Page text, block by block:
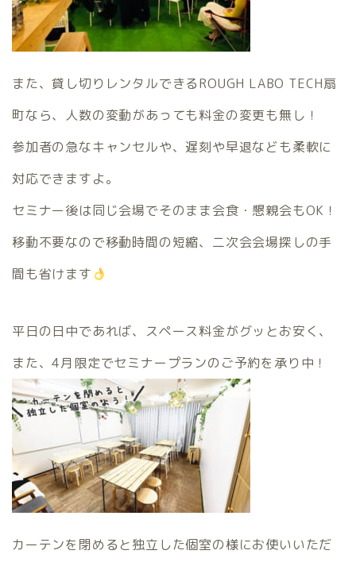
また、貸し切りレンタルできるROUGH LABO TECH扇
町なら、人数の変動があっても料金の変更も無し！
参加者の急なキャンセルや、遅刻や早退なども柔軟に
対応できますよ。
セミナー後は同じ会場でそのまま会食・懇親会もOK！
移動不要なので移動時間の短縮、二次会会場探しの手
間も省けます
平日の日中であれば、スペース料金がグッとお安く、
また、4月限定でセミナープランのご予約を承り中！
カーテンを閉めると独立した個室の様にお使いいただ